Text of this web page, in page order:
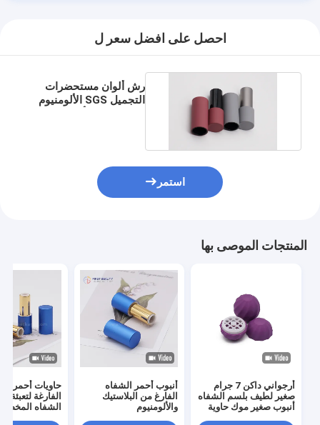
احصل على افضل سعر ل
رش ألوان مستحضرات
التجميل SGS الألومنيوم
استمر
المنتجات الموصى بها
أرجواني داكن 7 جرام
صغير لطيف بلسم الشفاه
أنبوب صغير موك حاوية
أنبوب أحمر الشفاه
الفارغ من البلاستيك
والألومنيوم
حاويات أحمر
الفارغة لتعبئة